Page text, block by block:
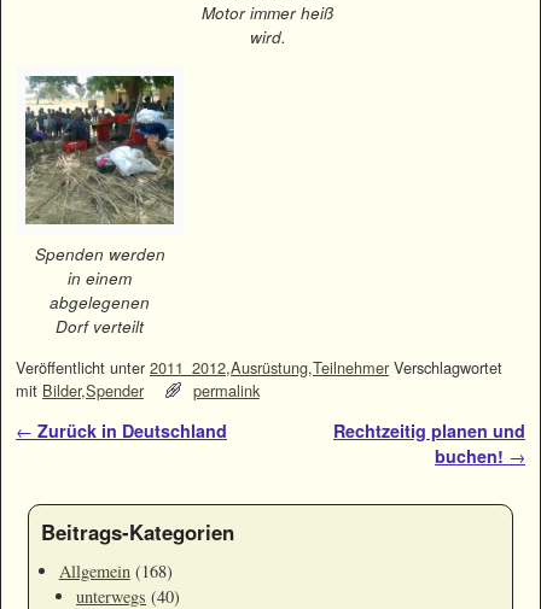
Motor immer heiß
wird.
Spenden werden
in einem
abgelegenen
Dorf verteilt
Veröffentlicht unter 2011_2012,Ausrüstung,Teilnehmer Verschlagwortet
mit Bilder,Spender permalink
Artikelnavigation
← Zurück in Deutschland
Rechtzeitig planen und
buchen! →
Beitrags-Kategorien
Allgemein (168)
unterwegs (40)